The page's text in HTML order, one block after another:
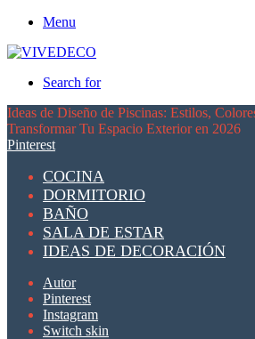
Menu
Search for
Ideas de Diseño de Piscinas: Estilos,
Transformar Tu Espacio Exterior en 2026
Pinterest
COCINA
DORMITORIO
BAÑO
SALA DE ESTAR
IDEAS DE DECORACIÓN
Autor
Pinterest
Instagram
Switch skin